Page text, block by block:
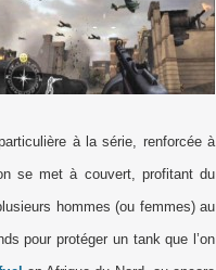
à la série, renforcée à
se met à couvert, profitant du
hommes (ou femmes) au
pour protéger un tank que l’on